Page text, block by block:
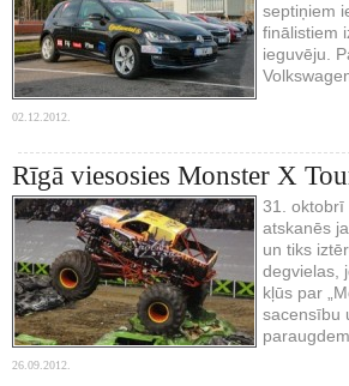
septiņiem
finālistiem
ieguvēju.
02.12.2012.
Rīgā viesosies Monster X
31. oktobrī
atskanēs
un tiks
degvielas,
kļūs par
sacensību
26.09.2012.